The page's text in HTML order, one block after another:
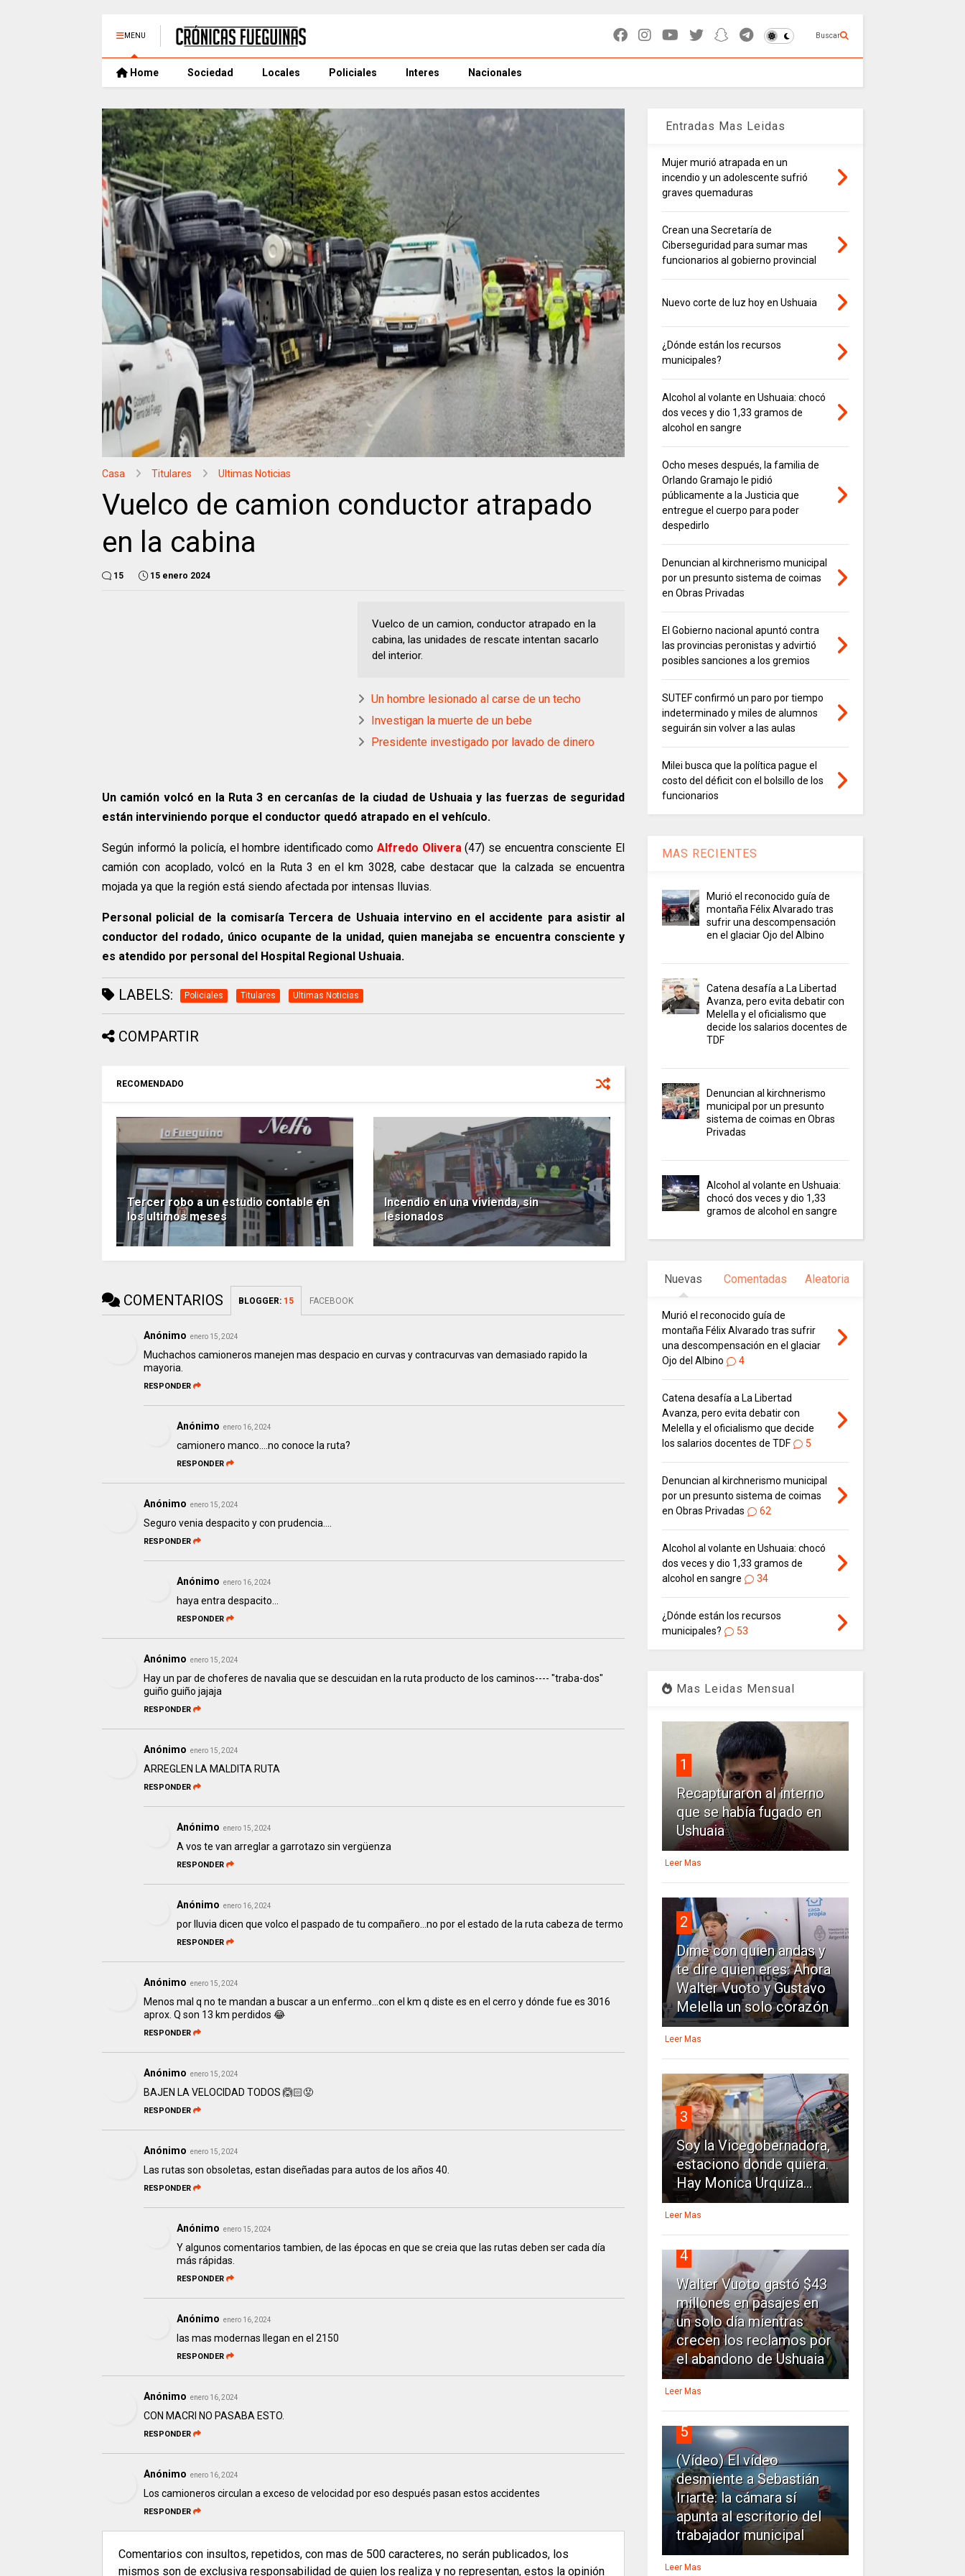
MENU Buscar
Home Sociedad Locales Policiales Interes Nacionales
Casa Titulares Ultimas Noticias
Vuelco de camion conductor atrapado
en la cabina
15 15 enero 2024
Vuelco de un camion, conductor atrapado en la
cabina, las unidades de rescate intentan sacarlo
del interior.
Un hombre lesionado al carse de un techo
Investigan la muerte de un bebe
Presidente investigado por lavado de dinero
Un camión volcó en la Ruta 3 en cercanías de la ciudad de Ushuaia y las fuerzas de seguridad
están interviniendo porque el conductor quedó atrapado en el vehículo.
Según informó la policía, el hombre identificado comoAlfredo Olivera(47) se encuentra consciente El
camión con acoplado, volcó en la Ruta 3 en el km 3028, cabe destacar que la calzada se encuentra
mojada ya que la región está siendo afectada por intensas lluvias.
Personal policial de la comisaría Tercera de Ushuaia intervino en el accidente para asistir al
conductor del rodado, único ocupante de la unidad, quien manejaba se encuentra consciente y
es atendido por personal del Hospital Regional Ushuaia.
LABELS: Policiales Titulares Ultimas Noticias
COMPARTIR
RECOMENDADO
Tercer robo a un estudio contable en
los ultimos meses
Incendio en una vivienda, sin
lesionados
COMENTARIOS BLOGGER: 15 FACEBOOK
Anónimo enero 15, 2024
Muchachos camioneros manejen mas despacio en curvas y contracurvas van demasiado rapido la
mayoria.
RESPONDER
Anónimo enero 16, 2024
camionero manco....no conoce la ruta?
RESPONDER
Anónimo enero 15, 2024
Seguro venia despacito y con prudencia....
RESPONDER
Anónimo enero 16, 2024
haya entra despacito...
RESPONDER
Anónimo enero 15, 2024
Hay un par de choferes de navalia que se descuidan en la ruta producto de los caminos---- "traba-dos"
guiño guiño jajaja
RESPONDER
Anónimo enero 15, 2024
ARREGLEN LA MALDITA RUTA
RESPONDER
Anónimo enero 15, 2024
A vos te van arreglar a garrotazo sin vergüenza
RESPONDER
Anónimo enero 16, 2024
por lluvia dicen que volco el paspado de tu compañero...no por el estado de la ruta cabeza de termo
RESPONDER
Anónimo enero 15, 2024
Menos mal q no te mandan a buscar a un enfermo...con el km q diste es en el cerro y dónde fue es 3016
aprox. Q son 13 km perdidos 😂
RESPONDER
Anónimo enero 15, 2024
BAJEN LA VELOCIDAD TODOS 🙆🏻😡
RESPONDER
Anónimo enero 15, 2024
Las rutas son obsoletas, estan diseñadas para autos de los años 40.
RESPONDER
Anónimo enero 15, 2024
Y algunos comentarios tambien, de las épocas en que se creia que las rutas deben ser cada día
más rápidas.
RESPONDER
Anónimo enero 16, 2024
las mas modernas llegan en el 2150
RESPONDER
Anónimo enero 16, 2024
CON MACRI NO PASABA ESTO.
RESPONDER
Anónimo enero 16, 2024
Los camioneros circulan a exceso de velocidad por eso después pasan estos accidentes
RESPONDER
Comentarios con insultos, repetidos, con mas de 500 caracteres, no serán publicados, los
mismos son de exclusiva responsabilidad de quien los realiza y no representan, estos la opinión
Entradas Mas Leidas
Mujer murió atrapada en un
incendio y un adolescente sufrió
graves quemaduras
Crean una Secretaría de
Ciberseguridad para sumar mas
funcionarios al gobierno provincial
Nuevo corte de luz hoy en Ushuaia
¿Dónde están los recursos
municipales?
Alcohol al volante en Ushuaia: chocó
dos veces y dio 1,33 gramos de
alcohol en sangre
Ocho meses después, la familia de
Orlando Gramajo le pidió
públicamente a la Justicia que
entregue el cuerpo para poder
despedirlo
Denuncian al kirchnerismo municipal
por un presunto sistema de coimas
en Obras Privadas
El Gobierno nacional apuntó contra
las provincias peronistas y advirtió
posibles sanciones a los gremios
SUTEF confirmó un paro por tiempo
indeterminado y miles de alumnos
seguirán sin volver a las aulas
Milei busca que la política pague el
costo del déficit con el bolsillo de los
funcionarios
MAS RECIENTES
Murió el reconocido guía de
montaña Félix Alvarado tras
sufrir una descompensación
en el glaciar Ojo del Albino
Catena desafía a La Libertad
Avanza, pero evita debatir con
Melella y el oficialismo que
decide los salarios docentes de
TDF
Denuncian al kirchnerismo
municipal por un presunto
sistema de coimas en Obras
Privadas
Alcohol al volante en Ushuaia:
chocó dos veces y dio 1,33
gramos de alcohol en sangre
Nuevas Comentadas Aleatoria
Murió el reconocido guía de
montaña Félix Alvarado tras sufrir
una descompensación en el glaciar
Ojo del Albino
4
Catena desafía a La Libertad
Avanza, pero evita debatir con
Melella y el oficialismo que decide
los salarios docentes de TDF
5
Denuncian al kirchnerismo municipal
por un presunto sistema de coimas
en Obras Privadas
62
Alcohol al volante en Ushuaia: chocó
dos veces y dio 1,33 gramos de
alcohol en sangre
34
¿Dónde están los recursos
municipales?
53
Mas Leidas Mensual
1
Recapturaron al interno
que se había fugado en
Ushuaia
Leer Mas
2
Dime con quien andas y
te dire quien eres: Ahora
Walter Vuoto y Gustavo
Melella un solo corazón
Leer Mas
3
Soy la Vicegobernadora,
estaciono donde quiera.
Hay Monica Urquiza...
Leer Mas
4
Walter Vuoto gastó $43
millones en pasajes en
un solo día mientras
crecen los reclamos por
el abandono de Ushuaia
Leer Mas
5
(Vídeo) El vídeo
desmiente a Sebastián
Iriarte: la cámara sí
apunta al escritorio del
trabajador municipal
Leer Mas